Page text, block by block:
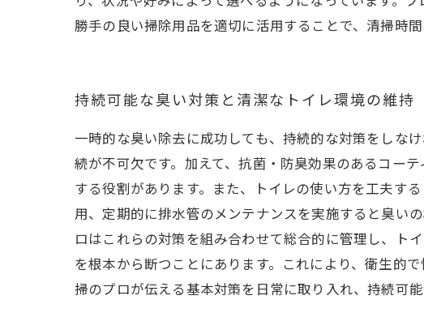
勝手の良い掃除用品を適切に活用することで、清掃時
持続可能な臭い対策と清潔なトイレ環境の維持
一時的な臭い除去に成功しても、持続的な対策をしな
続が不可欠です。加えて、抗菌・防臭効果のあるコー
する役割があります。また、トイレの使い方を工夫す
用、定期的に排水管のメンテナンスを実施すると臭い
ロはこれらの対策を組み合わせて総合的に管理し、ト
を根本から断つことにあります。これにより、衛生的
掃のプロが伝える基本対策を日常に取り入れ、持続可